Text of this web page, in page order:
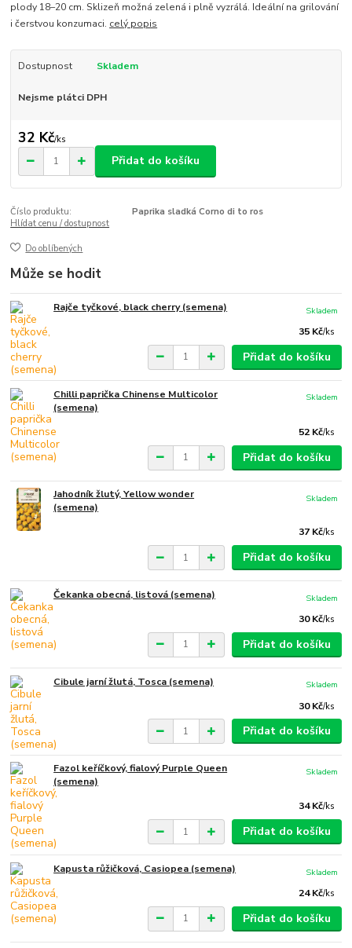
plody 18–20 cm. Sklizeň možná zelená i plně vyzrálá. Ideální na grilování
i čerstvou konzumaci. celý popis
Dostupnost Skladem
Nejsme plátci DPH
32 Kč/ks
Přidat do košíku
Číslo produktu:
Paprika sladká Corno di to ros
Hlídat cenu / dostupnost
Do oblíbených
Může se hodit
Rajče tyčkové, black cherry (semena)
35 Kč/ks
Skladem
Přidat do košíku
Chilli paprička Chinense Multicolor
(semena)
52 Kč/ks
Skladem
Přidat do košíku
Jahodník žlutý, Yellow wonder
(semena)
37 Kč/ks
Skladem
Přidat do košíku
Čekanka obecná, listová (semena)
30 Kč/ks
Skladem
Přidat do košíku
Cibule jarní žlutá, Tosca (semena)
30 Kč/ks
Skladem
Přidat do košíku
Fazol keříčkový, fialový Purple Queen
(semena)
34 Kč/ks
Skladem
Přidat do košíku
Kapusta růžičková, Casiopea (semena)
24 Kč/ks
Skladem
Přidat do košíku